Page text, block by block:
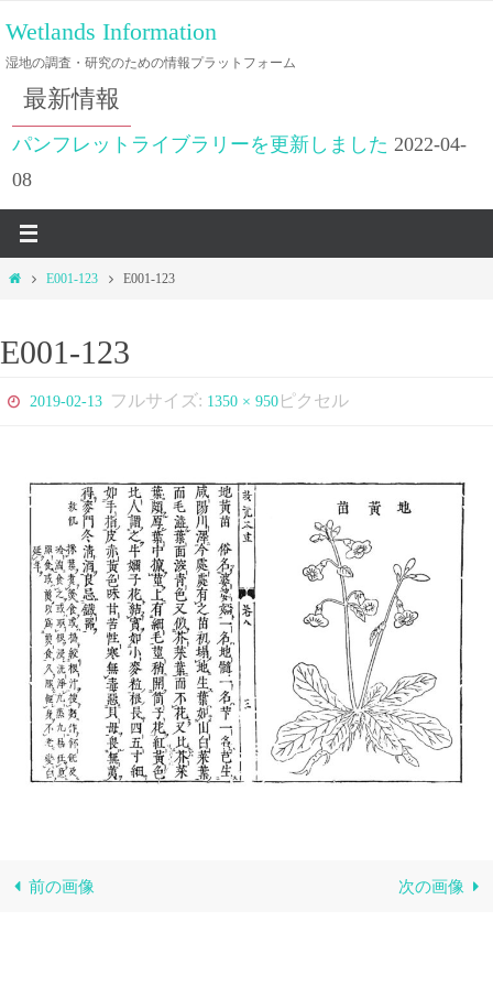
ン
テ
ツ
ス
プ
Wetlands Information
湿地の調査・研究のための情報プラットフォーム
最新情報
パンフレットライブラリーを更新しました 2022-04-
08
ホ
E001-123 E001-123
E001-123
2019-02-13 フルサイズ: 1350 × 950 ピクセル
前の画像 次の画像